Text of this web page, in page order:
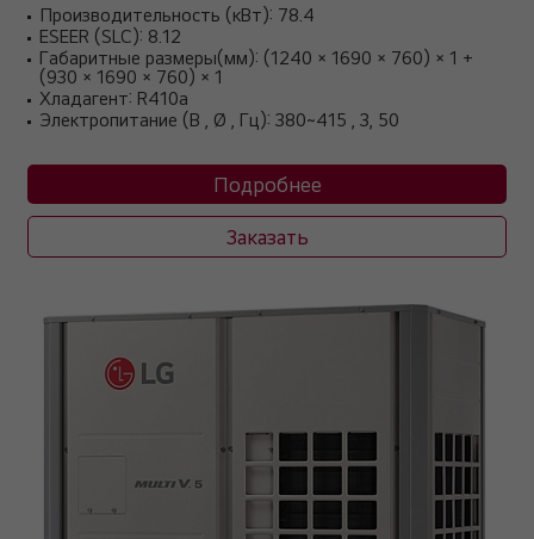
Производительность (кВт): 78.4
ESEER (SLC): 8.12
Габаритные размеры(мм): (1240 × 1690 × 760) × 1 +
(930 × 1690 × 760) × 1
Хладагент: R410a
Электропитание (В , Ø , Гц): 380~415 , 3, 50
Подробнее
Заказать